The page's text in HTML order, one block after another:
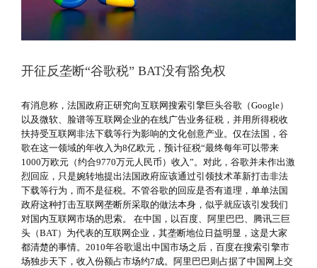
开征反垄断“谷歌税” BAT没有豁免权
有消息称，法国政府正研究向互联网搜索引擎巨头谷歌（Google）
以及微软、脸谱等互联网企业的在线广告业务征税，并用所得税收
扶持受互联网非法下载等行为影响的文化创意产业。仅在法国，谷
歌在这一领域的年收入为8亿欧元，预计征税“最终每年可以带来
1000万欧元（约合9770万元人民币）收入”。对此，谷歌并未作出激
烈回应，只是婉转地提出法国政府应该通过引领技术革新打击非法
下载等行为，而不是征税。不管谷歌的回应是否有道理，单单法国
政府这种打击互联网垄断所采取的做法本身，似乎就应该引发我们
对国内互联网市场的思索。 在中国，以百度、阿里巴巴、腾讯三巨
头（BAT）为代表的互联网企业，其垄断地位日益明显，这是大家
都清楚的事情。2010年谷歌退出中国市场之后，百度在搜索引擎市
场独步天下，收入份额占市场约7成。阿里巴巴则占据了中国网上交